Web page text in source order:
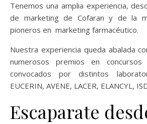
Tenemos una amplia experiencia,
de marketing de Cofaran y de la
pioneros en marketing farmacéutico.
Nuestra experiencia queda abalada
numerosos premios en concursos
convocados por distintos
EUCERIN, AVENE, LACER, ELANCYL,
Escaparate